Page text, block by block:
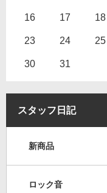
16 17 18
23 24 25
30 31
スタッフ日記
新商品
ロック音